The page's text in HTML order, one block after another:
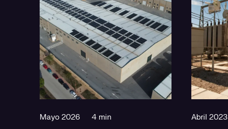
Mayo 2026 4 min Abril 2023